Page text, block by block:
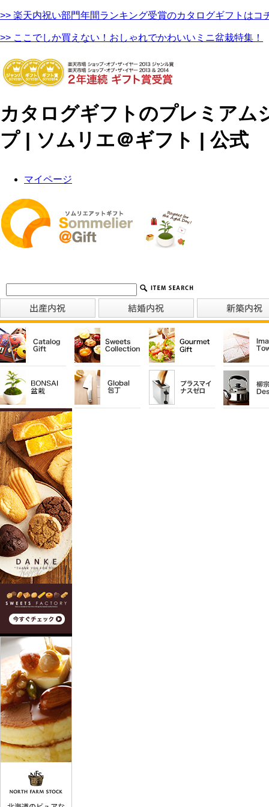
>> 楽天内祝い部門年間ランキング受賞のカタログギフトはコ
>> ここでしか買えない！おしゃれでかわいいミニ盆栽特集！
カタログギフトのプレミアム
プ | ソムリエ＠ギフト | 公式
マイページ